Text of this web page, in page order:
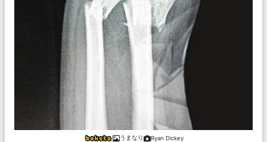
うまなり Ryan Dickey